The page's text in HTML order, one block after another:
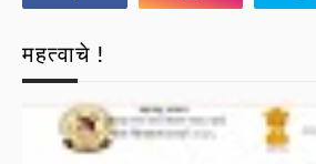
महत्वाचे !